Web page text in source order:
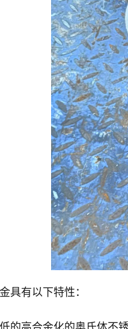
具有以下特性：